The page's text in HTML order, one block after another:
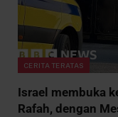
CERITA TERATAS
Israel membuka
Rafah, dengan